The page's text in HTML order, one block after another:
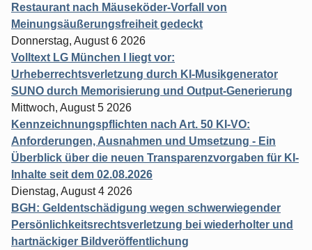
Restaurant nach Mäuseköder-Vorfall von
Meinungsäußerungsfreiheit gedeckt
Donnerstag, August 6 2026
Volltext LG München I liegt vor:
Urheberrechtsverletzung durch KI-Musikgenerator
SUNO durch Memorisierung und Output-Generierung
Mittwoch, August 5 2026
Kennzeichnungspflichten nach Art. 50 KI-VO:
Anforderungen, Ausnahmen und Umsetzung - Ein
Überblick über die neuen Transparenzvorgaben für KI-
Inhalte seit dem 02.08.2026
Dienstag, August 4 2026
BGH: Geldentschädigung wegen schwerwiegender
Persönlichkeitsrechtsverletzung bei wiederholter und
hartnäckiger Bildveröffentlichung